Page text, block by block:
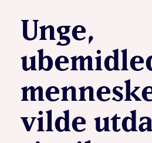
Unge,
vilde